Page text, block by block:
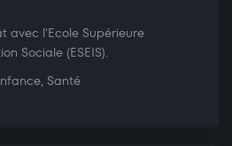
avec l'Ecole Supérieure
Sociale (ESEIS).
Santé